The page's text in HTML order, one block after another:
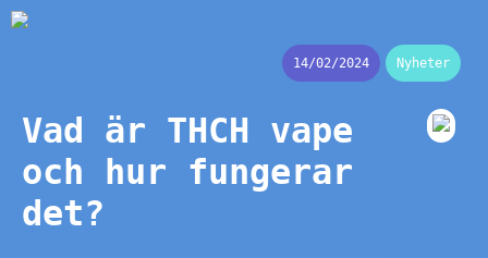
14/02/2024 Nyheter
Vad är THCH vape
och hur fungerar
det?